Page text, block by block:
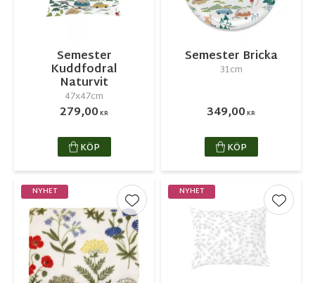
Semester
Kuddfodral
Naturvit
47x47cm
279,00KR
KÖP
Semester Bricka
31cm
349,00KR
KÖP
NYHET
Lägg till i favoriter
NYHET
Lägg